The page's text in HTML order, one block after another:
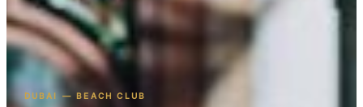
DUBAI — BEACH CLUB